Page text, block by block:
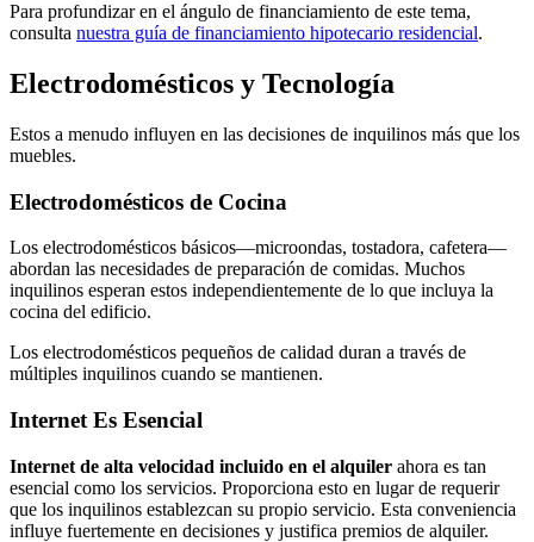
Para profundizar en el ángulo de financiamiento de este tema,
consulta nuestra guía de financiamiento hipotecario residencial.
Electrodomésticos y Tecnología
Estos a menudo influyen en las decisiones de inquilinos más que los
muebles.
Electrodomésticos de Cocina
Los electrodomésticos básicos—microondas, tostadora, cafetera—
abordan las necesidades de preparación de comidas. Muchos
inquilinos esperan estos independientemente de lo que incluya la
cocina del edificio.
Los electrodomésticos pequeños de calidad duran a través de
múltiples inquilinos cuando se mantienen.
Internet Es Esencial
Internet de alta velocidad incluido en el alquiler ahora es tan
esencial como los servicios. Proporciona esto en lugar de requerir
que los inquilinos establezcan su propio servicio. Esta conveniencia
influye fuertemente en decisiones y justifica premios de alquiler.